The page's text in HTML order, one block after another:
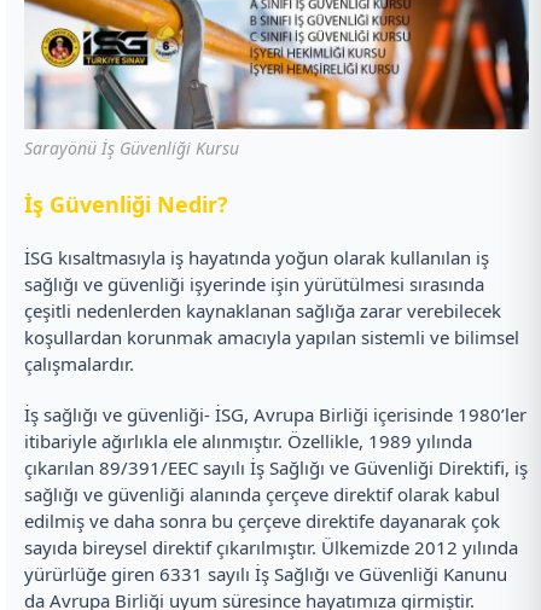
Sarayönü İş Güvenliği Kursu
İş Güvenliği Nedir?
İSG kısaltmasıyla iş hayatında yoğun olarak kullanılan iş
sağlığı ve güvenliği işyerinde işin yürütülmesi sırasında
çeşitli nedenlerden kaynaklanan sağlığa zarar verebilecek
koşullardan korunmak amacıyla yapılan sistemli ve bilimsel
çalışmalardır.
İş sağlığı ve güvenliği- İSG, Avrupa Birliği içerisinde 1980’ler
itibariyle ağırlıkla ele alınmıştır. Özellikle, 1989 yılında
çıkarılan 89/391/EEC sayılı İş Sağlığı ve Güvenliği Direktifi, iş
sağlığı ve güvenliği alanında çerçeve direktif olarak kabul
edilmiş ve daha sonra bu çerçeve direktife dayanarak çok
sayıda bireysel direktif çıkarılmıştır. Ülkemizde 2012 yılında
yürürlüğe giren 6331 sayılı İş Sağlığı ve Güvenliği Kanunu
da Avrupa Birliği uyum süresince hayatımıza girmiştir.